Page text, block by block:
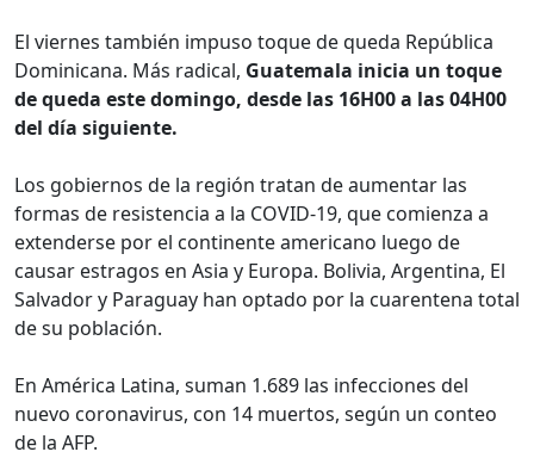
El viernes también impuso toque de queda República
Dominicana. Más radical, Guatemala inicia un toque
de queda este domingo, desde las 16H00 a las 04H00
del día siguiente.
Los gobiernos de la región tratan de aumentar las
formas de resistencia a la COVID-19, que comienza a
extenderse por el continente americano luego de
causar estragos en Asia y Europa. Bolivia, Argentina, El
Salvador y Paraguay han optado por la cuarentena total
de su población.
En América Latina, suman 1.689 las infecciones del
nuevo coronavirus, con 14 muertos, según un conteo
de la AFP.